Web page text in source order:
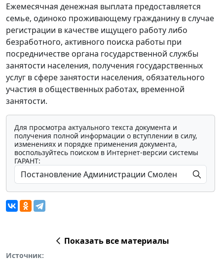
Ежемесячная денежная выплата предоставляется
семье, одиноко проживающему гражданину в случае
регистрации в качестве ищущего работу либо
безработного, активного поиска работы при
посредничестве органа государственной службы
занятости населения, получения государственных
услуг в сфере занятости населения, обязательного
участия в общественных работах, временной
занятости.
Для просмотра актуального текста документа и
получения полной информации о вступлении в силу,
изменениях и порядке применения документа,
воспользуйтесь поиском в Интернет-версии системы
ГАРАНТ:
Показать все материалы
Источник: